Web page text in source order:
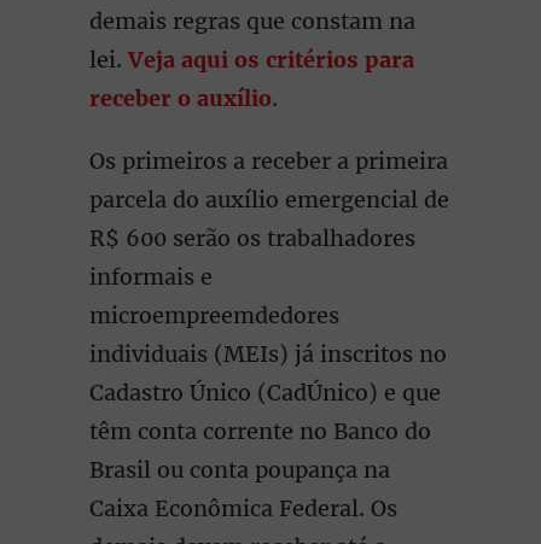
demais regras que constam na
lei.Veja aqui os critérios para
receber o auxílio.
Os primeiros a receber a primeira
parcela do auxílio emergencial de
R$ 600 serão os trabalhadores
informais e
microempreemdedores
individuais (MEIs) já inscritos no
Cadastro Único (CadÚnico) e que
têm conta corrente no Banco do
Brasil ou conta poupança na
Caixa Econômica Federal. Os